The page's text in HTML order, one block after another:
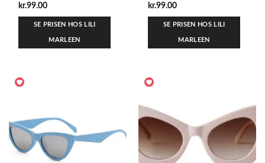
kr.99.00
SE PRISEN HOS LILI
MARLEEN
kr.99.00
SE PRISEN HOS LILI
MARLEEN